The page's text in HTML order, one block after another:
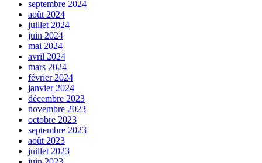
septembre 2024
août 2024
juillet 2024
juin 2024
mai 2024
avril 2024
mars 2024
février 2024
janvier 2024
décembre 2023
novembre 2023
octobre 2023
septembre 2023
août 2023
juillet 2023